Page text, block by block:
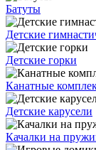
Батуты
Детские
Детские горки
Канатные
Детские карусели
Качалки на